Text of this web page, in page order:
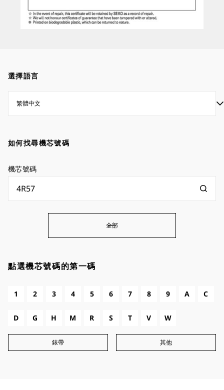
選擇語言
如何找尋機芯號碼
機芯號碼
全部
點選機芯號碼的第一碼
1 2 3 4 5 6 7 8 9 A C
D G H M R S T V W
錶帶 其他